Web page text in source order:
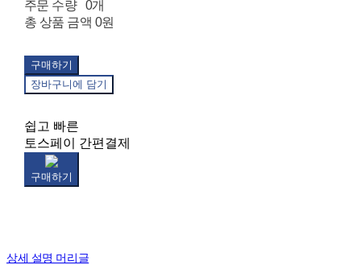
주문 수량
0개
총 상품 금액 0원
구매하기
장바구니에 담기
쉽고 빠른
토스페이 간편결제
구매하기
상세 설명 머리글